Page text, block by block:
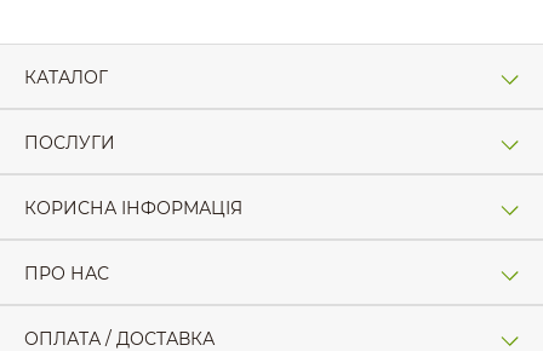
КАТАЛОГ
ПОСЛУГИ
КОРИСНА ІНФОРМАЦІЯ
ПРО НАС
ОПЛАТА / ДОСТАВКА